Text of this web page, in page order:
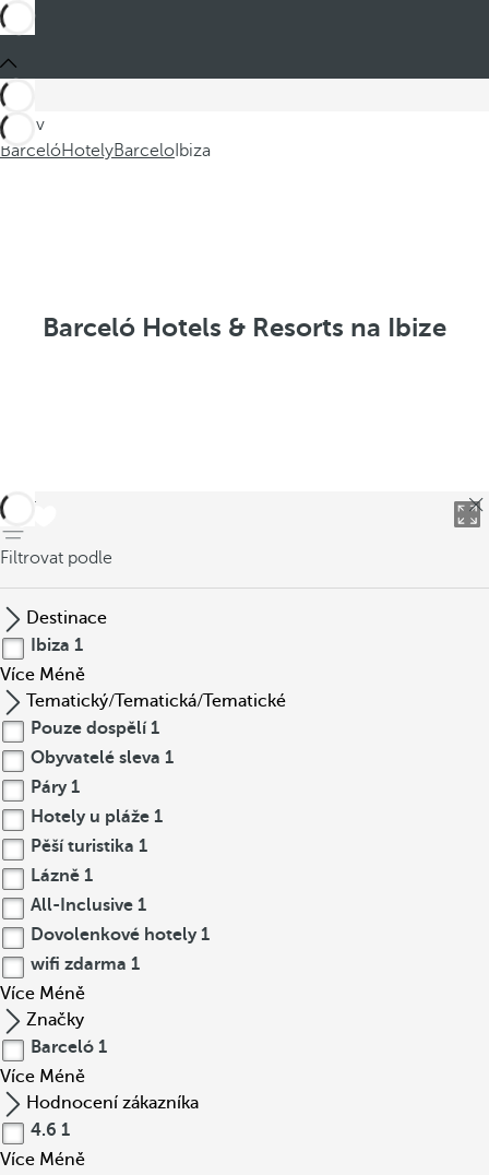
Jste v
BarcelóHotelyBarcelo Ibiza
Barceló Hotels & Resorts na Ibize
Zpět
Filtrovat podle
Destinace
Ibiza 1
Více Méně
Tematický/Tematická/Tematické
Pouze dospělí1
Obyvatelé sleva 1
Páry 1
Hotely u pláže 1
Pěší turistika 1
Lázně 1
All-Inclusive 1
Dovolenkové hotely 1
wifi zdarma 1
Více Méně
Značky
Barceló 1
Více Méně
Hodnocení zákazníka
4.6 1
Více Méně